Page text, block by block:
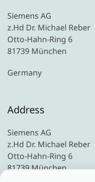
Siemens AG
z.Hd Dr. Michael Reber
Otto-Hahn-Ring 6
81739 München
Germany
Address
Siemens AG
z.Hd Dr. Michael Reber
Otto-Hahn-Ring 6
81739 München